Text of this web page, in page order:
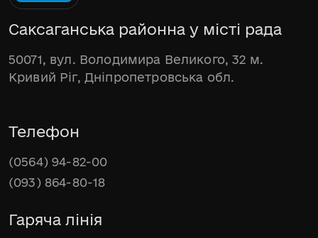
Саксаганська районна у місті рада
50071, вул. Володимира Великого, 32 м.
Кривий Ріг, Дніпропетровська обл.
Телефон
(0564) 94-82-00
(093) 864-80-18
Гаряча лінія